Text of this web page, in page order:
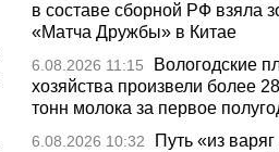
в составе сборной РФ взяла
«Матча Дружбы» в Китае
6.08.2026 11:15
Вологодские
хозяйства произвели более
тонн молока за первое
6.08.2026 10:32
Путь «из